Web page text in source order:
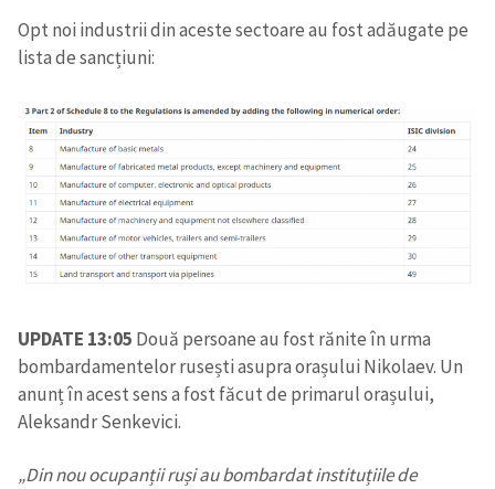
Opt noi industrii din aceste sectoare au fost adăugate pe
lista de sancțiuni:
UPDATE 13:05 Două persoane au fost rănite în urma
bombardamentelor rusești asupra orașului Nikolaev. Un
anunț în acest sens a fost făcut de primarul orașului,
Aleksandr Senkevici.
„Din nou ocupanții ruși au bombardat instituțiile de